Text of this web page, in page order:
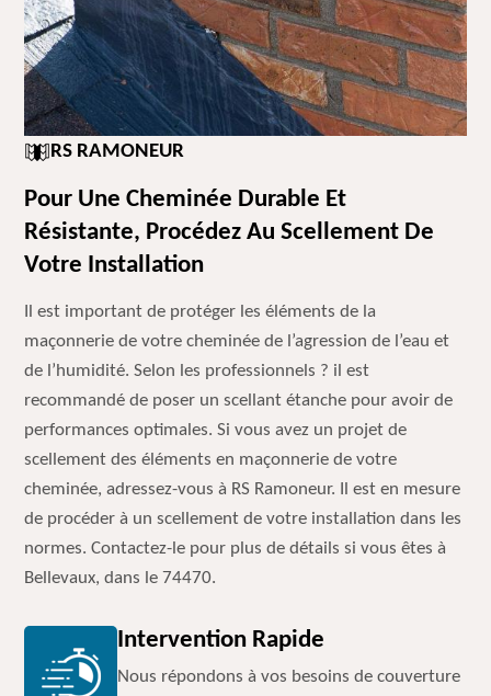
RS RAMONEUR
Pour Une Cheminée Durable Et
Résistante, Procédez Au Scellement De
Votre Installation
Il est important de protéger les éléments de la
maçonnerie de votre cheminée de l’agression de l’eau et
de l’humidité. Selon les professionnels ? il est
recommandé de poser un scellant étanche pour avoir de
performances optimales. Si vous avez un projet de
scellement des éléments en maçonnerie de votre
cheminée, adressez-vous à RS Ramoneur. Il est en mesure
de procéder à un scellement de votre installation dans les
normes. Contactez-le pour plus de détails si vous êtes à
Bellevaux, dans le 74470.
Intervention Rapide
Nous répondons à vos besoins de couverture